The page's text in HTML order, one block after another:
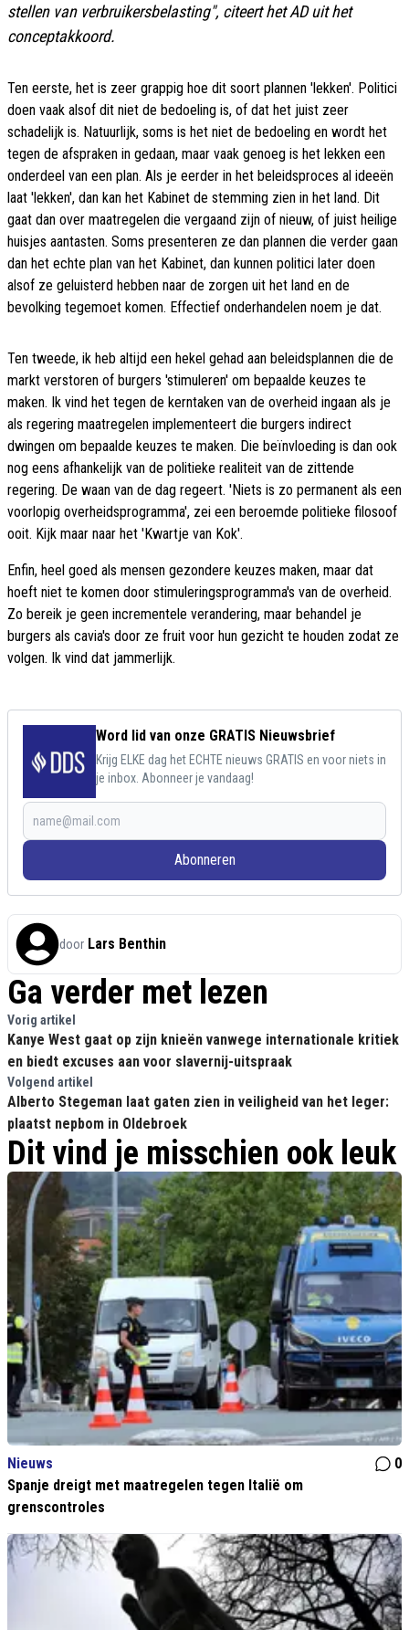
stellen van verbruikersbelasting", citeerthet ADuit het
conceptakkoord.
Ten eerste, het is zeer grappig hoe dit soort plannen 'lekken'. Politici
doen vaak alsof dit niet de bedoeling is, of dat het juist zeer
schadelijk is. Natuurlijk, soms is het niet de bedoeling en wordt het
tegen de afspraken in gedaan, maar vaak genoeg is het lekken een
onderdeel van een plan. Als je eerder in het beleidsproces al ideeën
laat 'lekken', dan kan het Kabinet de stemming zien in het land. Dit
gaat dan over maatregelen die vergaand zijn of nieuw, of juist heilige
huisjes aantasten. Soms presenteren ze dan plannen die verder gaan
dan het echte plan van het Kabinet, dan kunnen politici later doen
alsof ze geluisterd hebben naar de zorgen uit het land en de
bevolking tegemoet komen. Effectief onderhandelen noem je dat.
Ten tweede, ik heb altijd een hekel gehad aan beleidsplannen die de
markt verstoren of burgers 'stimuleren' om bepaalde keuzes te
maken. Ik vind het tegen de kerntaken van de overheid ingaan als je
als regering maatregelen implementeert die burgers indirect
dwingen om bepaalde keuzes te maken. Die beïnvloeding is dan ook
nog eens afhankelijk van de politieke realiteit van de zittende
regering. De waan van de dag regeert. 'Niets is zo permanent als een
voorlopig overheidsprogramma', zei een beroemde politieke filosoof
ooit. Kijk maar naar het 'Kwartje van Kok'.
Enfin, heel goed als mensen gezondere keuzes maken, maar dat
hoeft niet te komen door stimuleringsprogramma's van de overheid.
Zo bereik je geen incrementele verandering, maar behandel je
burgers als cavia's door ze fruit voor hun gezicht te houden zodat ze
volgen. Ik vind dat jammerlijk.
Word lid van onze GRATIS Nieuwsbrief
Krijg ELKE dag het ECHTE nieuws GRATIS en voor niets in
je inbox. Abonneer je vandaag!
Abonneren
door Lars Benthin
Ga verder met lezen
Vorig artikel
Kanye West gaat op zijn knieën vanwege internationale kritiek
en biedt excuses aan voor slavernij-uitspraak
Volgend artikel
Alberto Stegeman laat gaten zien in veiligheid van het leger:
plaatst nepbom in Oldebroek
Dit vind je misschien ook leuk
Nieuws
0
Spanje dreigt met maatregelen tegen Italië om
grenscontroles